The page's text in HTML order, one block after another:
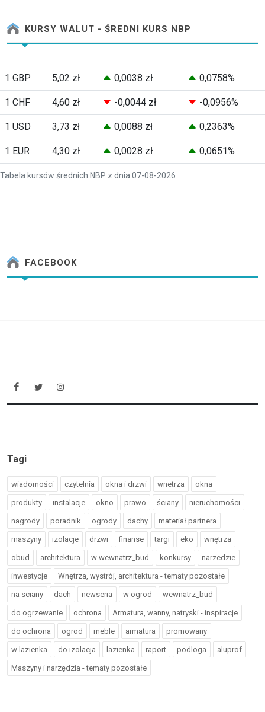
KURSY WALUT - ŚREDNI KURS NBP
Tabela kursów średnich NBP z dnia 07-08-2026
1 GBP 5,02 zł 0,0038 zł 0,0758%
1 CHF 4,60 zł -0,0044 zł -0,0956%
1 USD 3,73 zł 0,0088 zł 0,2363%
1 EUR 4,30 zł 0,0028 zł 0,0651%
FACEBOOK
Tagi
wiadomości czytelnia okna i drzwi wnetrza okna
produkty instalacje okno prawo ściany nieruchomości
nagrody poradnik ogrody dachy materiał partnera
maszyny izolacje drzwi finanse targi eko wnętrza
obud architektura w wewnatrz_bud konkursy narzedzie
inwestycje Wnętrza, wystrój, architektura - tematy pozostałe
na sciany dach newseria w ogrod wewnatrz_bud
do ogrzewanie ochrona Armatura, wanny, natryski - inspiracje
do ochrona ogrod meble armatura promowany
w lazienka do izolacja lazienka raport podloga aluprof
Maszyny i narzędzia - tematy pozostałe